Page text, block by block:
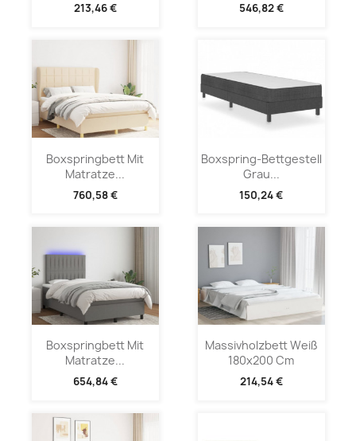
213,46 € 546,82 €
Boxspringbett Mit
Matratze...
760,58 €
Boxspring-Bettgestell
Grau...
150,24 €
Boxspringbett Mit
Matratze...
654,84 €
Massivholzbett Weiß
180x200 Cm
214,54 €